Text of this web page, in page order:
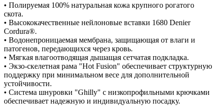
• Полируемая 100% натуральная кожа крупного рогатого
скота.
• Высококачественные нейлоновые вставки 1680 Denier
Cordura®.
• Водонепроницаемая мембрана, защищающая от влаги и
патогенов, передающихся через кровь.
• Мягкая влагоотводящая дышащая сетчатая подкладка.
• Экзо-скелетная рама "Hot Fusion" обеспечивает структурную
поддержку при минимальном весе для дополнительной
устойчивости.
• Система шнуровки "Ghilly" с низкопрофильными крючками
обеспечивает надежную и индивидуальную посадку.